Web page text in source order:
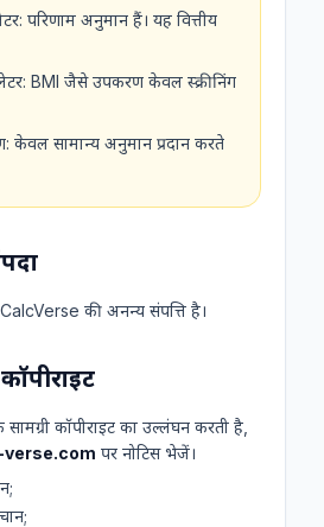
परिणाम अनुमान हैं। यह वित्तीय
BMI जैसे उपकरण केवल स्क्रीनिंग
केवल सामान्य अनुमान प्रदान करते
की अनन्य संपत्ति है।
कॉपीराइट का उल्लंघन करती है,
पर नोटिस भेजें।